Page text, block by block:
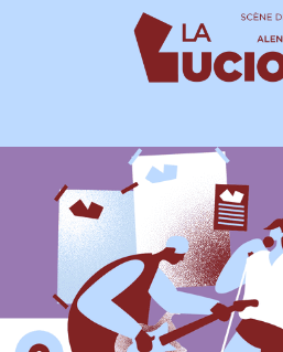
Panneau de gestion des cookies